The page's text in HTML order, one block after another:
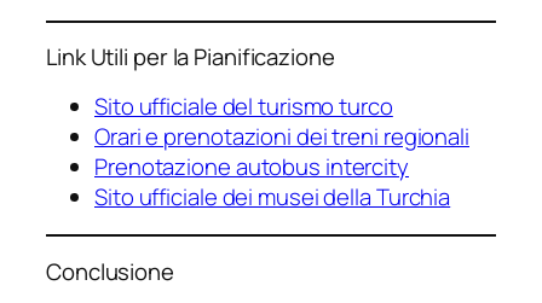
Link Utili per la Pianificazione
Sito ufficiale del turismo turco
Orari e prenotazioni dei treni regionali
Prenotazione autobus intercity
Sito ufficiale dei musei della Turchia
Conclusione